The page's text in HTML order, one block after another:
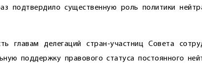
подтвердило существенную роль политики
главам делегаций стран-участниц Совета
поддержку правового статуса постоянного